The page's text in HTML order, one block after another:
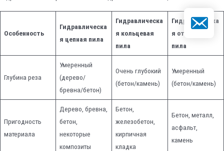
Особенность
Гидравлическа
я цепная пила
Гидравлическа
я кольцевая
пила
Гидравлическа
я отсечная
пила
Глубина реза
Умеренный
(дерево/
бревна/бетон)
Очень глубокий
(бетон/камень)
Умеренный
(бетон/камень)
Пригодность
материала
Дерево, бревна,
бетон,
некоторые
композиты
Бетон,
железобетон,
кирпичная
кладка
Бетон, металл,
асфальт,
камень